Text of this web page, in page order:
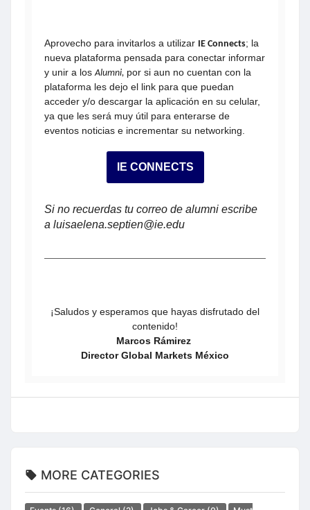
Aprovecho para invitarlos a utilizar IE Connects; la
nueva plataforma pensada para conectar informar
y unir a los Alumni, por si aun no cuentan con la
plataforma les dejo el link para que puedan
acceder y/o descargar la aplicación en su celular,
ya que les será muy útil para enterarse de
eventos noticias e incrementar su networking.
IE CONNECTS
Si no recuerdas tu correo de alumni escribe
a luisaelena.septien@ie.edu
¡Saludos y esperamos que hayas disfrutado del
contenido!
Marcos Rámirez
Director Global Markets México
MORE CATEGORIES